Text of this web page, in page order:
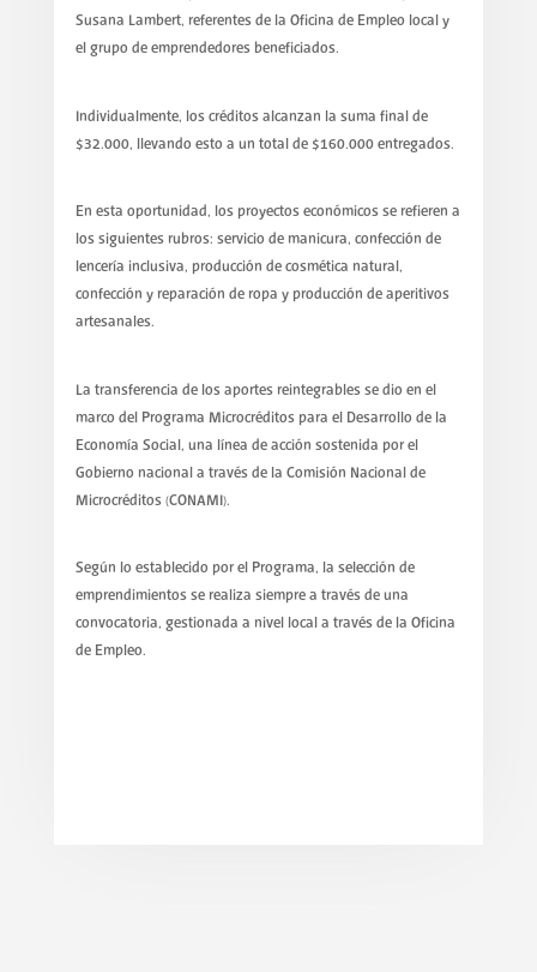
Susana Lambert, referentes de la Oficina de Empleo local y
el grupo de emprendedores beneficiados.
Individualmente, los créditos alcanzan la suma final de
$32.000, llevando esto a un total de $160.000 entregados.
En esta oportunidad, los proyectos económicos se refieren a
los siguientes rubros: servicio de manicura, confección de
lencería inclusiva, producción de cosmética natural,
confección y reparación de ropa y producción de aperitivos
artesanales.
La transferencia de los aportes reintegrables se dio en el
marco del Programa Microcréditos para el Desarrollo de la
Economía Social, una línea de acción sostenida por el
Gobierno nacional a través de la Comisión Nacional de
Microcréditos (CONAMI).
Según lo establecido por el Programa, la selección de
emprendimientos se realiza siempre a través de una
convocatoria, gestionada a nivel local a través de la Oficina
de Empleo.